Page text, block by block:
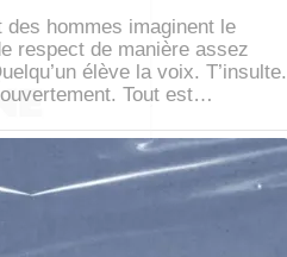
des hommes imaginent le
respect de manière assez
élève la voix. T’insulte.
ouvertement. Tout est…